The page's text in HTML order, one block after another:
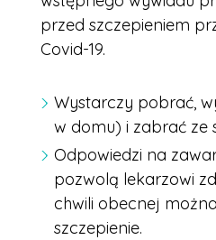
przed szczepieniem
Covid-19.
Wystarczy pobrać,
w domu) i zabrać ze
Odpowiedzi na
pozwolą lekarzowi
chwili obecnej
szczepienie.